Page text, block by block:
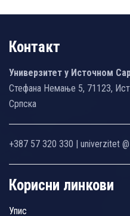
Контакт
Универзитет у Источном
Стефана Немање 5, 71123,
Српска
+387 57 320 330 | univerzitet
Корисни линкови
Упис